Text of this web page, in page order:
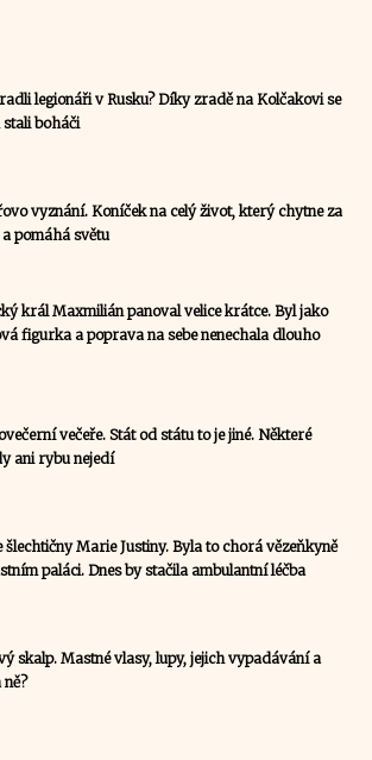
legionáři v Rusku? Díky zradě na Kolčakovi se
stali boháči
vyznání. Koníček na celý život, který chytne za
pomáhá světu
král Maxmilián panoval velice krátce. Byl jako
figurka a poprava na sebe nenechala dlouho
večeře. Stát od státu to je jiné. Některé
ani rybu nejedí
šlechtičny Marie Justiny. Byla to chorá vězeňkyně
paláci. Dnes by stačila ambulantní léčba
skalp. Mastné vlasy, lupy, jejich vypadávání a
ně?